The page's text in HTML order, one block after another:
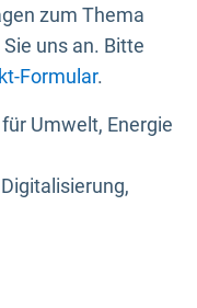
zum Thema
uns an. Bitte
Formular.
Umwelt, Energie